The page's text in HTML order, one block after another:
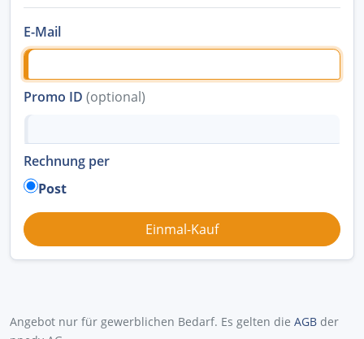
E-Mail
Promo ID (optional)
Rechnung per
Post
Angebot nur für gewerblichen Bedarf. Es gelten die AGB der